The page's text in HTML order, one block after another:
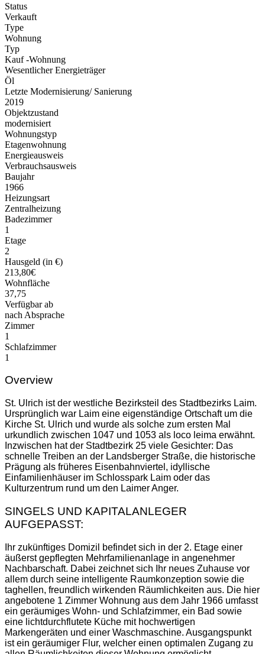
Status
Verkauft
Type
Wohnung
Typ
Kauf -Wohnung
Wesentlicher Energieträger
Öl
Letzte Modernisierung/ Sanierung
2019
Objektzustand
modernisiert
Wohnungstyp
Etagenwohnung
Energieausweis
Verbrauchsausweis
Baujahr
1966
Heizungsart
Zentralheizung
Badezimmer
1
Etage
2
Hausgeld (in €)
213,80€
Wohnfläche
37,75
Verfügbar ab
nach Absprache
Zimmer
1
Schlafzimmer
1
Overview
St. Ulrich ist der westliche Bezirksteil des Stadtbezirks Laim.
Ursprünglich war Laim eine eigenständige Ortschaft um die
Kirche St. Ulrich und wurde als solche zum ersten Mal
urkundlich zwischen 1047 und 1053 als loco leima erwähnt.
Inzwischen hat der Stadtbezirk 25 viele Gesichter: Das
schnelle Treiben an der Landsberger Straße, die historische
Prägung als früheres Eisenbahnviertel, idyllische
Einfamilienhäuser im Schlosspark Laim oder das
Kulturzentrum rund um den Laimer Anger.
SINGELS UND KAPITALANLEGER
AUFGEPASST:
Ihr zukünftiges Domizil befindet sich in der 2. Etage einer
äußerst gepflegten Mehrfamilienanlage in angenehmer
Nachbarschaft. Dabei zeichnet sich Ihr neues Zuhause vor
allem durch seine intelligente Raumkonzeption sowie die
taghellen, freundlich wirkenden Räumlichkeiten aus. Die hier
angebotene 1 Zimmer Wohnung aus dem Jahr 1966 umfasst
ein geräumiges Wohn- und Schlafzimmer, ein Bad sowie
eine lichtdurchflutete Küche mit hochwertigen
Markengeräten und einer Waschmaschine. Ausgangspunkt
ist ein geräumiger Flur, welcher einen optimalen Zugang zu